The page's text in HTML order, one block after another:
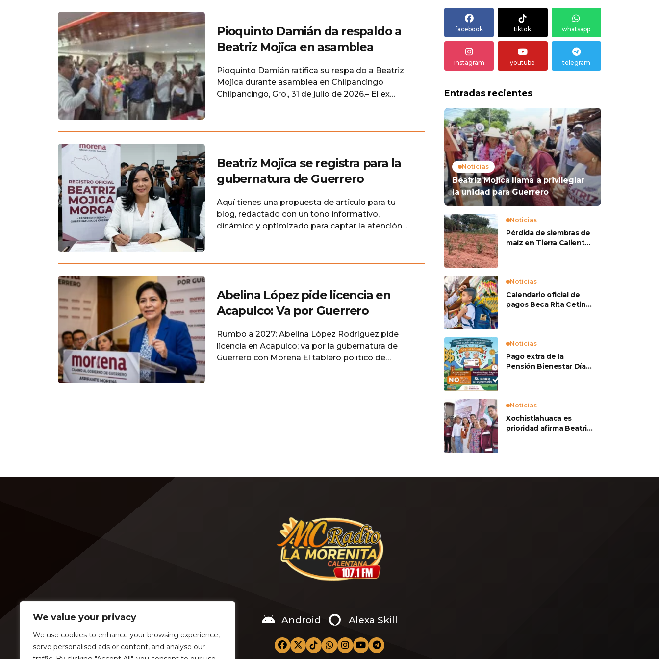
We value your privacy
We use cookies to enhance your browsing experience,
serve personalised ads or content, and analyse our
Pioquinto Damián da respaldo a
Beatriz Mojica en asamblea
Pioquinto Damián ratifica su respaldo a Beatriz
Mojica durante asamblea en Chilpancingo
Chilpancingo, Gro., 31 de julio de 2026.– El ex
su respaldo a Beatriz Mojica Morga, durante la
Beatriz Mojica se registra para la
gubernatura de Guerrero
Aquí tienes una propuesta de artículo para tu
blog, redactado con un tono informativo,
dinámico y optimizado para captar la atención
gubernatura de Guerrero El escenario político en
Abelina López pide licencia en
Acapulco: Va por Guerrero
Rumbo a 2027: Abelina López Rodríguez pide
licencia en Acapulco; va por la gubernatura de
Guerrero con Morena El tablero político de
facebook tiktok whatsapp
instagram youtube telegram
Entradas recientes
Noticias
Beatriz Mojica llama a privilegiar
la unidad para Guerrero
Noticias
Pérdida de siembras de
maíz en Tierra Caliente
Noticias
Calendario oficial de
pagos Beca Rita Cetina
Noticias
Pago extra de la
Pensión Bienestar Día
Noticias
Xochistlahuaca es
prioridad afirma Beatriz
Android Alexa Skill